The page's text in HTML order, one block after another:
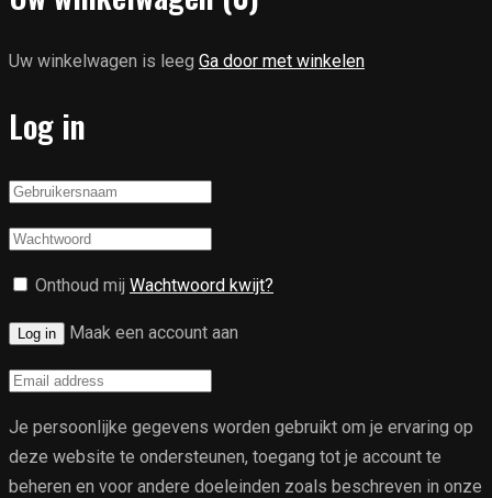
Uw winkelwagen is leeg Ga door met winkelen
Log in
Onthoud mij Wachtwoord kwijt?
Log in Maak een account aan
Je persoonlijke gegevens worden gebruikt om je ervaring op
deze website te ondersteunen, toegang tot je account te
beheren en voor andere doeleinden zoals beschreven in onze